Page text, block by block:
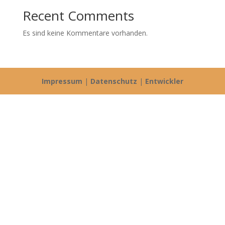
Recent Comments
Es sind keine Kommentare vorhanden.
Impressum | Datenschutz | Entwickler